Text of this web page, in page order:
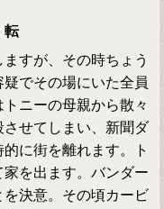
転
すが、その時ちょう
でその場にいた全員
ニーの母親から散々
せてしまい、新聞ダ
に街を離れます。ト
を出ます。バンダー
決意。その頃カービ